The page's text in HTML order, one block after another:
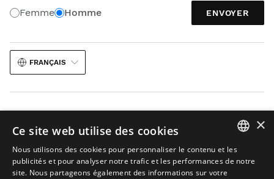
Femme Homme ENVOYER
FRANÇAIS
Avis juridique Cookies Conditions Générales de Vente
L’IA dans les images Plan du site
×
Ce site web utilise des cookies
Nous utilisons des cookies pour personnaliser le contenu et les
publicités et pour analyser notre trafic et les performances de notre
site. Nous partageons également des informations sur votre